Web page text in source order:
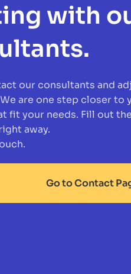
with
our consultants and
are one step closer to
fit your needs. Fill out
away.
Go to Contact